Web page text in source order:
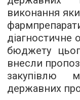
виконання
діагностичне
бюджету
внесли
закупівлю
державних